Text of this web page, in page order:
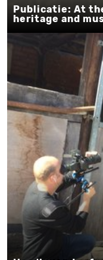
Publicatie: At
heritage and